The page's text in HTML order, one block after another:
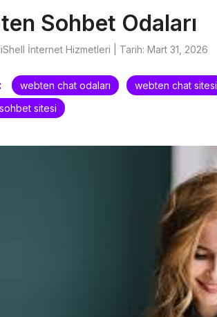
Sohbet Odaları
İnternet Hizmetleri | Tarih: Mart 31, 2026
webten chat odaları webten chat sitesi
sitesi